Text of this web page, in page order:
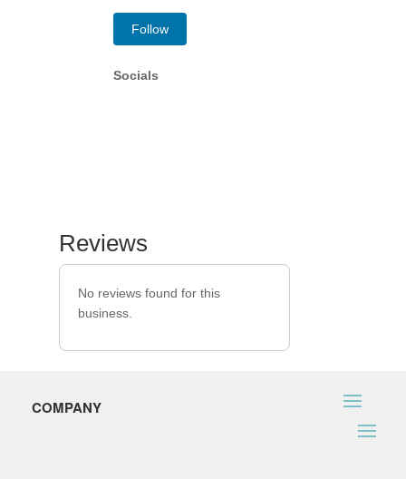
Follow
Socials
Reviews
No reviews found for this
business.
COMPANY